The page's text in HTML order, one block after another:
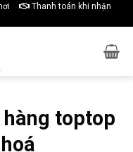
Thanh toán khi nhận
toptop